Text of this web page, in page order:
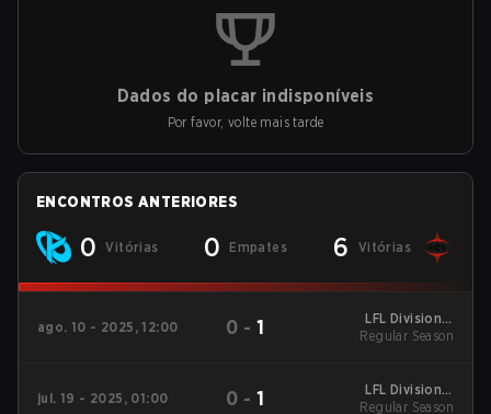
Dados do placar indisponíveis
Por favor, volte mais tarde
ENCONTROS ANTERIORES
0 Vitórias 0 Empates 6 Vitórias
ago. 10 - 2025, 12:00 0 -1
LFL Division 2
Summers 2025
Regular Season
jul. 19 - 2025, 01:00 0 -1
LFL Division 2
Summers 2025
Regular Season